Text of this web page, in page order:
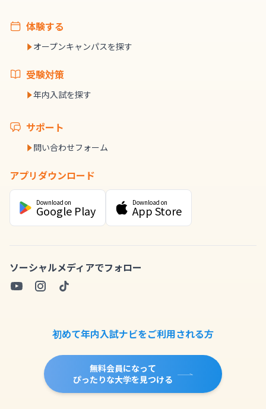
体験する
オープンキャンパスを探す
受験対策
年内入試を探す
サポート
問い合わせフォーム
アプリダウンロード
Download on
Google Play
Download on
App Store
ソーシャルメディアでフォロー
初めて年内入試ナビをご利用される方
無料会員になって
ぴったりな大学を見つける